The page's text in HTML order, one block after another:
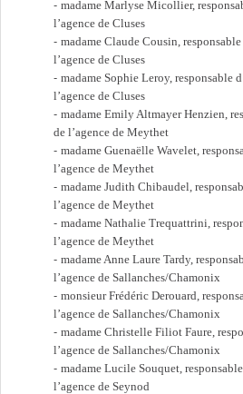
madame Marlyse Micollier,
l’agence de Cluses
madame Claude Cousin,
l’agence de Cluses
madame Sophie Leroy, responsable
l’agence de Cluses
madame Emily Altmayer Henzien,
de l’agence de Meythet
madame Guenaëlle Wavelet,
l’agence de Meythet
madame Judith Chibaudel,
l’agence de Meythet
madame Nathalie Trequattrini,
l’agence de Meythet
madame Anne Laure Tardy,
l’agence de Sallanches/Chamonix
monsieur Frédéric Derouard,
l’agence de Sallanches/Chamonix
madame Christelle Filiot Faure,
l’agence de Sallanches/Chamonix
madame Lucile Souquet,
l’agence de Seynod